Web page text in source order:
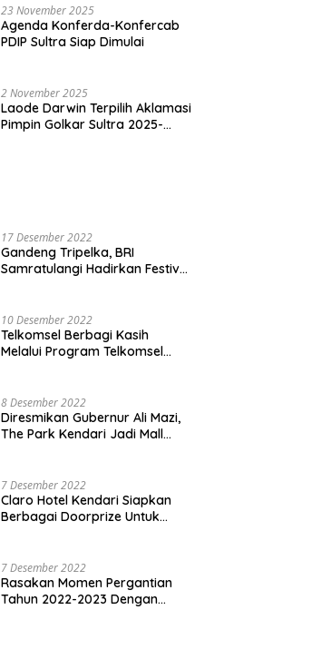
23 November 2025
Agenda Konferda-Konfercab
PDIP Sultra Siap Dimulai
2 November 2025
Laode Darwin Terpilih Aklamasi
Pimpin Golkar Sultra 2025-
17 Desember 2022
Gandeng Tripelka, BRI
Samratulangi Hadirkan Festival
10 Desember 2022
Telkomsel Berbagi Kasih
Melalui Program Telkomsel
8 Desember 2022
Diresmikan Gubernur Ali Mazi,
The Park Kendari Jadi Mall
7 Desember 2022
Claro Hotel Kendari Siapkan
Berbagai Doorprize Untuk
7 Desember 2022
Rasakan Momen Pergantian
Tahun 2022-2023 Dengan